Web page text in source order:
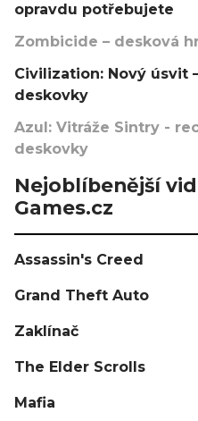
opravdu potřebujete
Zombicide – desková
Civilization: Nový úsvit
deskovky
Azul: Vitráže Sintry -
deskovky
Nejoblíbenější
Games.cz
Assassin's Creed
Grand Theft Auto
Zaklínač
The Elder Scrolls
Mafia